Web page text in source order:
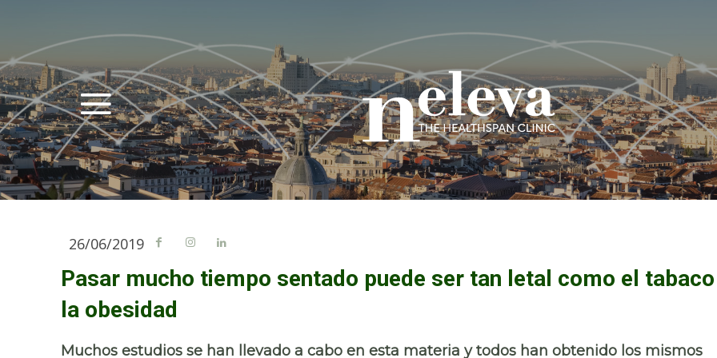
26/06/2019
Pasar mucho tiempo sentado puede ser tan letal como el
la obesidad
Muchos estudios se han llevado a cabo en esta materia y todos han obtenido los mismos